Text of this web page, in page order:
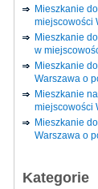
Mieszkanie
miejscowości
Mieszkanie
w
Mieszkanie
Warszawa o
Mieszkanie
miejscowości
Mieszkanie
Warszawa o
Kategorie